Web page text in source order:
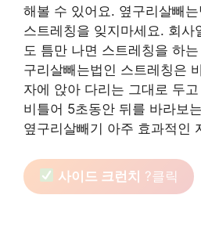
해볼 수 있어요. 옆구리살빼
스트레칭을 잊지마세요. 회사
도 틈만 나면 스트레칭을 하
구리살빼는법인 스트레칭은
자에 앉아 다리는 그대로 두
비틀어 5초동안 뒤를 바라보
옆구리살빼기 아주 효과적인
사이드 크런치 ?클릭